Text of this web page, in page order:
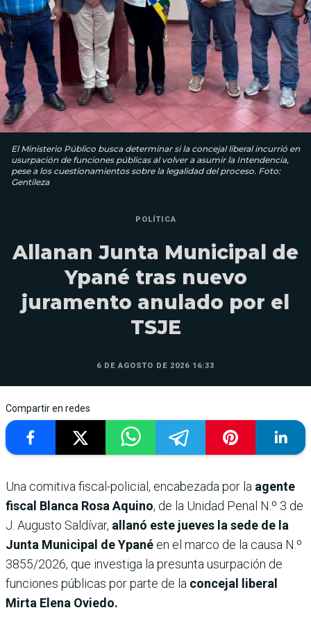
El Ministerio Público busca determinar si la concejal liberal incurrió en
usurpación de funciones públicas al volver a asumir la Intendencia,
pese a los cuestionamientos sobre la legalidad del proceso. Foto:
Gentileza
POLÍTICA
Allanan Junta Municipal de
Ypané tras nuevo
juramento anulado por el
TSJE
6 DE AGOSTO DE 2026 16:33
Compartir en redes
Una comitiva fiscal-policial, encabezada por la agente
fiscal Blanca Rosa Aquino, de la Unidad Penal N.º 3 de
J. Augusto Saldívar, allanó este jueves la sede de la
Junta Municipal de Ypané en el marco de la causa N.º
3855/2026, que investiga la presunta usurpación de
funciones públicas por parte de la concejal liberal
Mirta Elena Oviedo.